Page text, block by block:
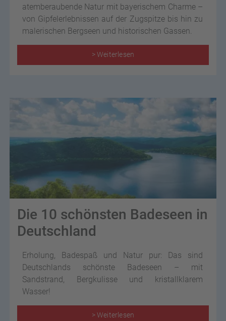
atemberaubende Natur mit bayerischem Charme –
von Gipfelerlebnissen auf der Zugspitze bis hin zu
malerischen Bergseen und historischen Gassen.
> Weiterlesen
Die 10 schönsten Badeseen in
Deutschland
Erholung, Badespaß und Natur pur: Das sind
Deutschlands schönste Badeseen – mit
Sandstrand, Bergkulisse und kristallklarem
Wasser!
> Weiterlesen